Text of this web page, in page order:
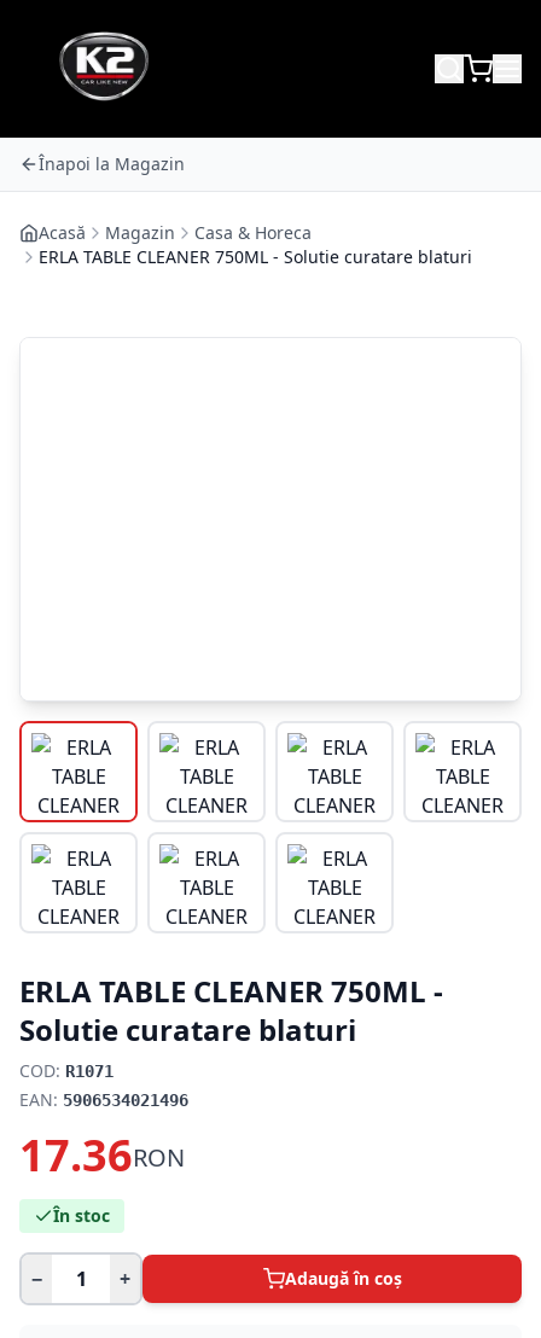
Înapoi la Magazin
Acasă Magazin
Casa & Horeca
ERLA TABLE CLEANER 750ML - Solutie curatare blaturi
ERLA TABLE CLEANER 750ML -
Solutie curatare blaturi
COD: R1071
EAN: 5906534021496
17.36RON
În stoc
− + Adaugă în coș